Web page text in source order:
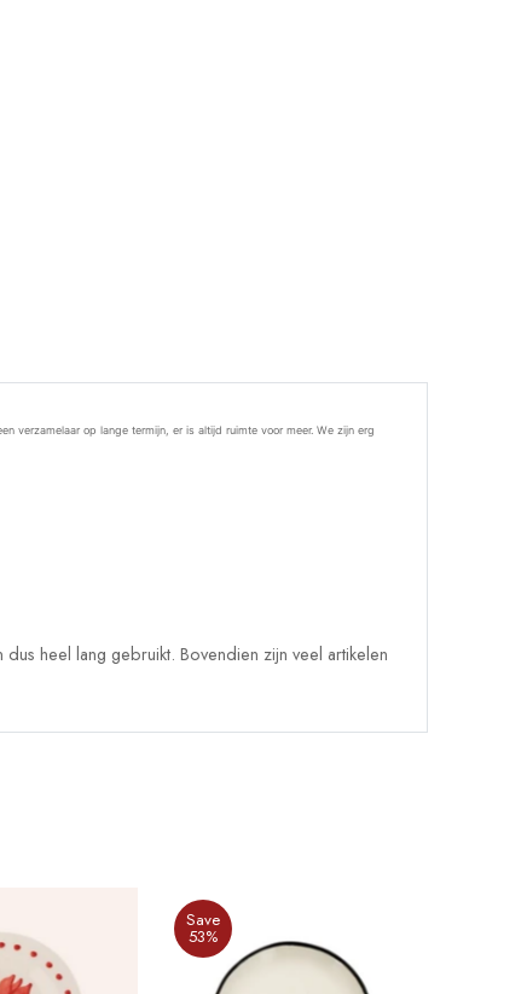
verzamelaar op lange termijn, er is altijd ruimte voor meer. We zijn erg
heel lang gebruikt. Bovendien zijn veel artikelen
Save
53%